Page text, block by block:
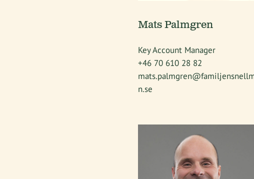
Mats Palmgren
Key Account Manager
+46 70 610 28 82
n.se